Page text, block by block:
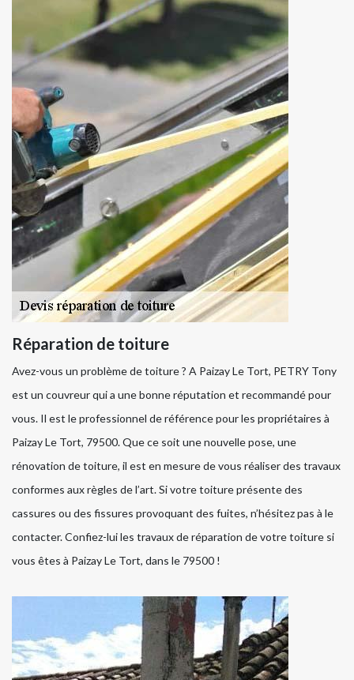
Réparation de toiture
Avez-vous un problème de toiture ? A Paizay Le Tort, PETRY Tony
est un couvreur qui a une bonne réputation et recommandé pour
vous. Il est le professionnel de référence pour les propriétaires à
Paizay Le Tort, 79500. Que ce soit une nouvelle pose, une
rénovation de toiture, il est en mesure de vous réaliser des travaux
conformes aux règles de l’art. Si votre toiture présente des
cassures ou des fissures provoquant des fuites, n’hésitez pas à le
contacter. Confiez-lui les travaux de réparation de votre toiture si
vous êtes à Paizay Le Tort, dans le 79500 !